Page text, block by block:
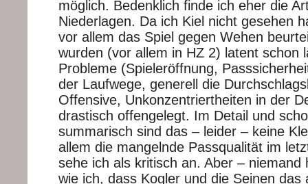
möglich. Bedenklich finde ich eher die
Niederlagen. Da ich Kiel nicht gesehen
vor allem das Spiel gegen Wehen
wurden (vor allem in HZ 2) latent schon
Probleme (Spieleröffnung,
der Laufwege, generell die
Offensive, Unkonzentriertheiten in der
drastisch offengelegt. Im Detail und
summarisch sind das – leider – keine
allem die mangelnde Passqualität im
sehe ich als kritisch an. Aber – niemand
wie ich, dass Kogler und die Seinen das